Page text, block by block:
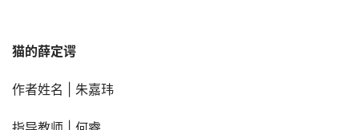
猫的薛定谔
作者姓名 | 朱嘉玮